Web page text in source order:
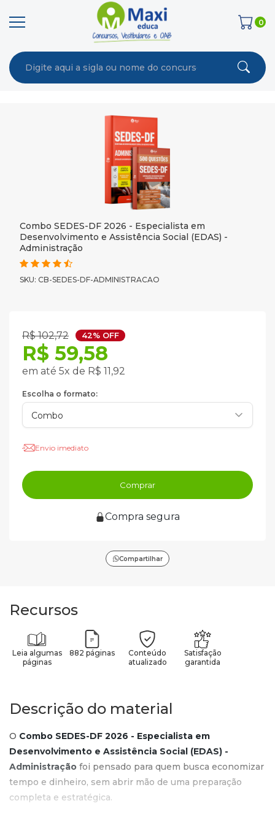
0
Combo SEDES-DF 2026 - Especialista em
Desenvolvimento e Assistência Social (EDAS) -
Administração
SKU: CB-SEDES-DF-ADMINISTRACAO
R$ 102,72 42% OFF
R$ 59,58
em até 5x de R$ 11,92
Escolha o formato:
Envio imediato
Comprar
Compra segura
Compartilhar
Recursos
Leia algumas
páginas
882 páginas
Conteúdo
atualizado
Satisfação
garantida
Descrição do material
O Combo SEDES-DF 2026 - Especialista em
Desenvolvimento e Assistência Social (EDAS) -
Administração foi pensado para quem busca economizar
tempo e dinheiro, sem abrir mão de uma preparação
completa e estratégica.